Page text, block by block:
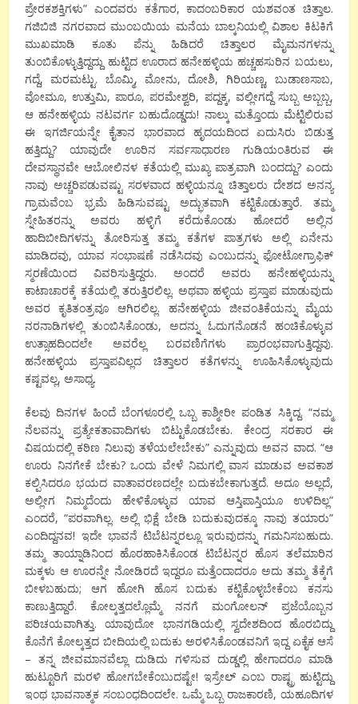
ಪ್ರೇರಕಶಕ್ತಿಗಳು” ಎಂದವರು ಕತೆಗಾರ, ಕಾದಂಬರಿಕಾರ ಯಶವಂತ ಚಿತ್ತಾಲ.
ಗಜಿಬಿಜಿ ನಗರವಾದ ಮುಂಬಯಿಯ ಮನೆಯ ಬಾಲ್ಕನಿಯಲ್ಲಿ ವಿಶಾಲ ಕಿಟಕಿಗೆ
ಮುಖಮಾಡಿ ಕೂತು ಪೆನ್ನು ಹಿಡಿದರೆ ಚಿತ್ತಾಲರ ಮೈಮನಗಳನ್ನು
ತುಂಬಿಕೊಳ್ಳುತ್ತಿದ್ದದ್ದು ಹುಟ್ಟಿದ ಊರಾದ ಹನೇಹಳ್ಳಿಯ ಹಚ್ಚಹಸುರಿನ ಬಯಲು,
ಗದ್ದೆ, ಮರಮಟ್ಟು. ಬೊಮ್ಮಿ, ಮೋನು, ದೋಶಿ, ಗಿರಿಯಣ್ಣ, ಬುಡಾಣಸಾಬ,
ವೋಮೂ, ಉತ್ತುಮಿ, ಪಾರೂ, ಪರಮೇಶ್ವರಿ, ಪದ್ದಕ್ಕ, ವಲ್ಲೀಗದ್ದೆ ಸುಬ್ಬ ಅಬ್ಬಬ್ಬ,
ಆ ಹನೇಹಳ್ಳಿಯ ನಟವರ್ಗ ಬಹುದೊಡ್ಡದು! ನಾಲ್ಕು ಮತ್ತೊಂದು ಮೆಟ್ಟಿಲಿರುವ
ಈ ಇಗರ್ಜಿಯನ್ನೇ ಕೈತಾನ ಭಾರವಾದ ಹೃದಯದಿಂದ ಏದುಸಿರು ಬಿಡುತ್ತ
ಹತ್ತಿದ್ದು? ಯಾವುದೇ ಊರಿನ ಸರ್ವಸಾಧಾರಣ ಗುಡಿಯಂತಿರುವ ಈ
ದೇವಸ್ಥಾನವೇ ಆಬೋಲಿನಳ ಕತೆಯಲ್ಲಿ ಮುಖ್ಯ ಪಾತ್ರವಾಗಿ ಬಂದದ್ದು? ಎಂದು
ನಾವು ಅಚ್ಚರಿಪಡುವಷ್ಟು ಸರಳವಾದ ಹಳ್ಳಿಯನ್ನೂ ಚಿತ್ತಾಲರು ದೇಶದ ಅನನ್ಯ
ಗ್ರಾಮವೆಂಬ ಭ್ರಮೆ ಹಿಡಿಸುವಷ್ಟು ಅದ್ಭುತವಾಗಿ ಕಟ್ಟಿಕೊಡುತ್ತಾರೆ. ತಮ್ಮ
ಸ್ನೇಹಿತರನ್ನು ಅವರು ಹಳ್ಳಿಗೆ ಕರೆದುಕೊಂಡು ಹೋದರೆ ಅಲ್ಲಿನ
ಹಾದಿಬೀದಿಗಳನ್ನು ತೋರಿಸುತ್ತ ತಮ್ಮ ಕತೆಗಳ ಪಾತ್ರಗಳು ಅಲ್ಲಿ ಏನೇನು
ಮಾಡಿದವು, ಯಾವ ಸಂಭಾಷಣೆ ನಡೆಸಿದವು ಎಂಬುದನ್ನು ಫೋಟೋಗ್ರಾಫಿಕ್
ಸ್ಮರಣೆಯಿಂದ ವಿವರಿಸುತ್ತಿದ್ದರು. ಅಂದರೆ ಅವರು ಹನೇಹಳ್ಳಿಯನ್ನು
ಕಾಟಾಚಾರಕ್ಕೆ ಕತೆಯಲ್ಲಿ ತರುತ್ತಿರಲಿಲ್ಲ. ಅಥವಾ ಹಳ್ಳಿಯ ಪ್ರಸ್ತಾಪ ಮಾಡುವುದು
ಅವರ ಕೃತಿತಂತ್ರವೂ ಆಗಿರಲಿಲ್ಲ. ಹನೇಹಳ್ಳಿಯ ಜೀವಂತಿಕೆಯನ್ನು ಮೈಯ
ನರನಾಡಿಗಳಲ್ಲಿ ತುಂಬಿಸಿಕೊಂಡು, ಅದನ್ನು ಓದುಗನೊಡನೆ ಹಂಚಿಕೊಳ್ಳುವ
ಉತ್ಸಾಹದಿಂದಲೇ ಅವರೆಲ್ಲ ಬರವಣಿಗೆಗಳು ಪ್ರಾರಂಭವಾಗುತ್ತಿದ್ದವು.
ಹನೇಹಳ್ಳಿಯ ಪ್ರಸ್ತಾಪವಿಲ್ಲದ ಚಿತ್ತಾಲರ ಕತೆಗಳನ್ನು ಊಹಿಸಿಕೊಳ್ಳುವುದು
ಕಷ್ಟವಲ್ಲ, ಅಸಾಧ್ಯ.
ಕೆಲವು ದಿನಗಳ ಹಿಂದೆ ಬೆಂಗಳೂರಲ್ಲಿ ಒಬ್ಬ ಕಾಶ್ಮೀರೀ ಪಂಡಿತ ಸಿಕ್ಕಿದ್ದ. “ನಮ್ಮ
ನೆಲವನ್ನು ಪ್ರತ್ಯೇಕತಾವಾದಿಗಳು ಬಿಟ್ಟುಕೊಡಬೇಕು. ಕೇಂದ್ರ ಸರಕಾರ ಈ
ವಿಷಯದಲ್ಲಿ ಕಠಿಣ ನಿಲುವು ತಳೆಯಲೇಬೇಕು” ಎನ್ನುವುದು ಅವನ ವಾದ. “ಆ
ಊರು ನಿನಗೇಕೆ ಬೇಕು? ಒಂದು ವೇಳೆ ನಿಮಗಲ್ಲಿ ವಾಸ ಮಾಡುವ ಅವಕಾಶ
ಕಲ್ಪಿಸಿದರೂ ಭಯದ ವಾತಾವರಣದಲ್ಲೇ ಬದುಕಬೇಕಾಗುತ್ತದೆ. ಅದೂ ಅಲ್ಲದೆ,
ಅಲ್ಲೀಗ ನಿಮ್ಮದೆಂದು ಹೇಳಿಕೊಳ್ಳುವ ಯಾವ ಆಸ್ತಿಪಾಸ್ತಿಯೂ ಉಳಿದಿಲ್ಲ”
ಎಂದರೆ, “ಪರವಾಗಿಲ್ಲ. ಅಲ್ಲಿ ಭಿಕ್ಷೆ ಬೇಡಿ ಬದುಕುವುದಕ್ಕೂ ನಾವು ತಯಾರು”
ಎಂದಿದ್ದನವ! ಇದೇ ಭಾವನೆ ಟಿಬೆಟನ್ನರಲ್ಲೂ ಇರುವುದನ್ನು ಗಮನಿಸಬಹುದು.
ತಮ್ಮ ತಾಯ್ನಾಡಿನಿಂದ ಹೊರಹಾಕಿಸಿಕೊಂಡ ಟಿಬೆಟನ್ನರ ಹೊಸ ತಲೆಮಾರಿನ
ಮಕ್ಕಳು ಆ ಊರನ್ನೇ ನೋಡಿರದೆ ಇದ್ದರೂ ಮತ್ತೆಂದಾದರೂ ಅದು ತಮ್ಮ ತೆಕ್ಕೆಗೆ
ಬೀಳಬಹುದು; ಆಗ ಹೋಗಿ ಹೊಸ ಬದುಕು ಕಟ್ಟಿಕೊಳ್ಳಬೇಕೆಂಬ ಕನಸು
ಕಾಣುತ್ತಿದ್ದಾರೆ. ಕೋಲ್ಕತ್ತದಲ್ಲೊಮ್ಮೆ ನನಗೆ ಮಂಗೋಲನ್ ಪ್ರಜೆಯೊಬ್ಬನ
ಪರಿಚಯವಾಗಿತ್ತು. ಯಾವುದೋ ಭಾನಗಡಿಯಲ್ಲಿ ಸ್ವದೇಶದಿಂದ ಹೊರಬಿದ್ದು
ಕೊನೆಗೆ ಕೋಲ್ಕತ್ತದ ಬೀದಿಯಲ್ಲಿ ಬದುಕು ಅರಳಿಸಿಕೊಂಡವನಿಗೆ ಇದ್ದ ಏಕೈಕ ಆಸೆ
– ತನ್ನ ಜೀವಮಾನವೆಲ್ಲಾ ದುಡಿದು ಗಳಿಸುವ ದುಡ್ಡಲ್ಲಿ ಹೇಗಾದರೂ ಮಾಡಿ
ಹುಟ್ಟೂರಿಗೆ ಮರಳಿ ಹೋಗಬೇಕೆಂಬುದಷ್ಟೇ! ಇಸ್ರೇಲ್ ಎಂಬ ರಾಷ್ಟ್ರ ಹುಟ್ಟಿದ್ದು
ಇಂಥ ಭಾವನಾತ್ಮಕ ಸಂಬಂಧದಿಂದಲೇ. ಒಮ್ಮೆ ಒಬ್ಬ ರಾಜಕಾರಣಿ, ಯಹೂದಿಗಳ